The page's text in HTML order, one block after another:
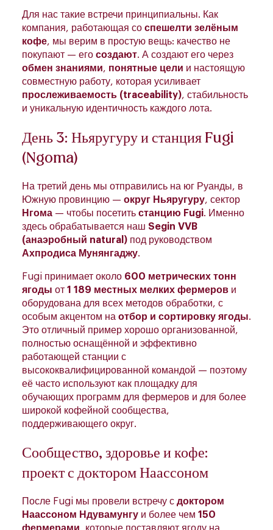
Для нас такие встречи принципиальны. Как
компания, работающая со спешелти зелёным
кофе, мы верим в простую вещь: качество не
покупают — его создают. А создают его через
обмен знаниями, понятные цели и настоящую
совместную работу, которая усиливает
прослеживаемость (traceability), стабильность
и уникальную идентичность каждого лота.
День 3: Ньяругуру и станция Fugi
(Ngoma)
На третий день мы отправились на юг Руанды, в
Южную провинцию — округ Ньяругуру, сектор
Нгома — чтобы посетить станцию Fugi. Именно
здесь обрабатывается наш Segin VVB
(анаэробный natural) под руководством
Ахпродиса Мунянгаджу.
Fugi принимает около 600 метрических тонн
ягоды от 1 189 местных мелких фермеров и
оборудована для всех методов обработки, с
особым акцентом на отбор и сортировку ягоды.
Это отличный пример хорошо организованной,
полностью оснащённой и эффективно
работающей станции с
высококвалифицированной командой — поэтому
её часто используют как площадку для
обучающих программ для фермеров и для более
широкой кофейной сообщества,
поддерживающего округ.
Сообщество, здоровье и кофе:
проект с доктором Наассоном
После Fugi мы провели встречу с доктором
Наассоном Ндувамунгу и более чем 150